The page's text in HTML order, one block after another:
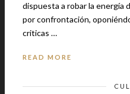
dispuesta a robar la energía de
por confrontación,
criticas …
READ MORE